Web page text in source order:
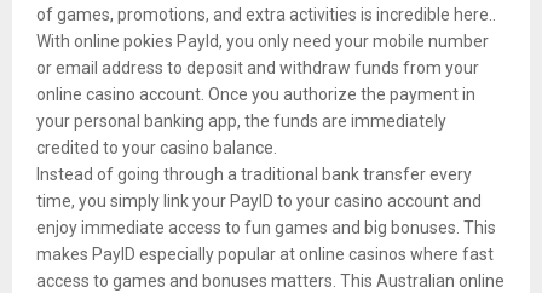
of games, promotions, and extra activities is incredible here..
With online pokies PayId, you only need your mobile number
or email address to deposit and withdraw funds from your
online casino account. Once you authorize the payment in
your personal banking app, the funds are immediately
credited to your casino balance.
Instead of going through a traditional bank transfer every
time, you simply link your PayID to your casino account and
enjoy immediate access to fun games and big bonuses. This
makes PayID especially popular at online casinos where fast
access to games and bonuses matters. This Australian online